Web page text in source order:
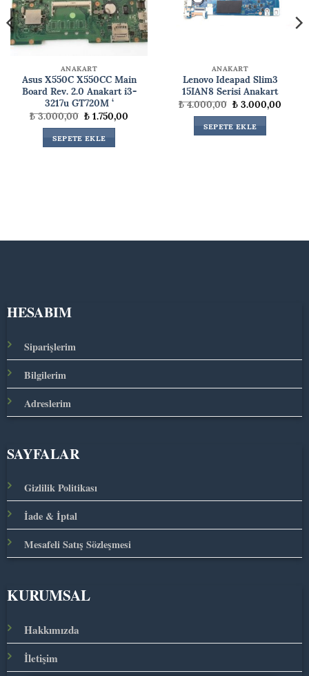
ANAKART
Asus X550C X550CC Main
Board Rev. 2.0 Anakart i3-
3217u GT720M ‘
₺3.000,00 Orijinal
fiyat:
₺ 3.000,00.
₺1.750,00
SEPETE EKLE
ANAKART
Lenovo Ideapad Slim3
15IAN8 Serisi Anakart
₺4.000,00Orijinal
fiyat:
₺ 4.000,00.
₺3.000,00
SEPETE EKLE
HESABIM
Siparişlerim
Bilgilerim
Adreslerim
SAYFALAR
Gizlilik Politikası
İade & İptal
Mesafeli Satış Sözleşmesi
KURUMSAL
Hakkımızda
İletişim